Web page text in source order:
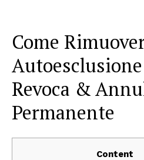
Come
Autoesclusione
Revoca &
Permanente
Content